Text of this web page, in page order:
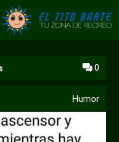
0
Humor